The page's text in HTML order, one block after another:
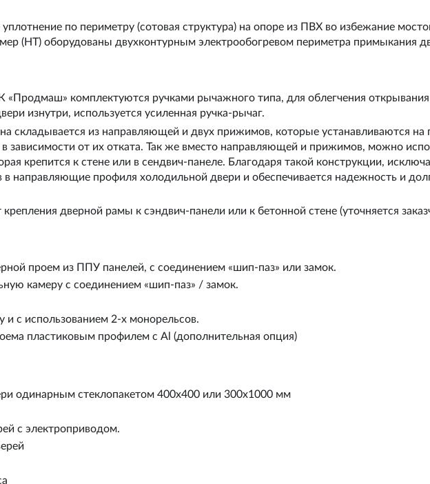
по периметру (сотовая структура) на опоре из ПВХ во избежание
(НТ) оборудованы двухконтурным электрообогревом периметра примыкания
«Продмаш» комплектуются ручками рычажного типа, для облегчения
изнутри, используется усиленная ручка-рычаг.
складывается из направляющей и двух прижимов, которые устанавливаются на
зависимости от их отката. Так же вместо направляющей и прижимов, можно
крепится к стене или в сендвич-панеле. Благодаря такой конструкции,
направляющие профиля холодильной двери и обеспечивается надежность и
дверной рамы к сэндвич-панели или к бетонной стене (уточняется
проем из ППУ панелей, с соединением «шип-паз» или замок.
камеру с соединением «шип-паз» / замок.
с использованием 2-х монорельсов.
пластиковым профилем с Al (дополнительная опция)
одинарным стеклопакетом 400х400 или 300х1000 мм
с электроприводом.